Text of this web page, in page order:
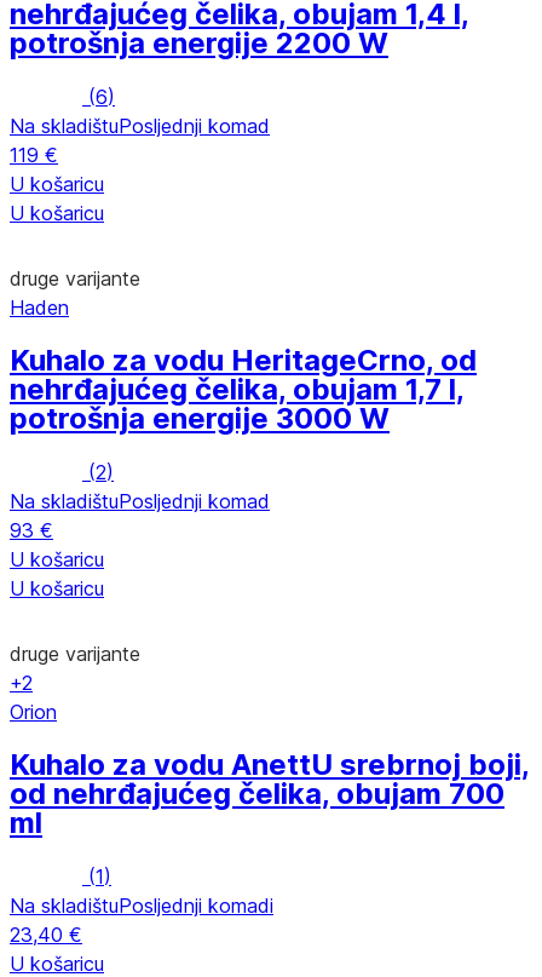
nehrđajućeg čelika, obujam 1,4 l,
potrošnja energije 2200 W
(6)
Na skladištuPosljednji komad
119 €
U košaricu
U košaricu
druge varijante
Haden
Kuhalo za vodu HeritageCrno, od
nehrđajućeg čelika, obujam 1,7 l,
potrošnja energije 3000 W
(2)
Na skladištuPosljednji komad
93 €
U košaricu
U košaricu
druge varijante
+2
Orion
Kuhalo za vodu AnettU srebrnoj boji,
od nehrđajućeg čelika, obujam 700
ml
(1)
Na skladištuPosljednji komadi
23,40 €
U košaricu